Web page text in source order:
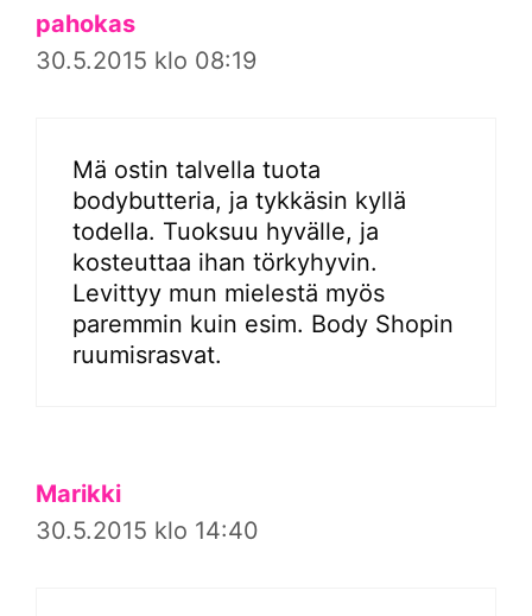
pahokas
30.5.2015 klo 08:19
Mä ostin talvella tuota
bodybutteria, ja tykkäsin kyllä
todella. Tuoksuu hyvälle, ja
kosteuttaa ihan törkyhyvin.
Levittyy mun mielestä myös
paremmin kuin esim. Body Shopin
ruumisrasvat.
Marikki
30.5.2015 klo 14:40